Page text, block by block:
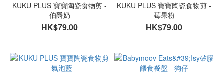
KUKU PLUS 寶寶陶瓷食物剪 -
伯爵奶
HK$79.00
KUKU PLUS 寶寶陶瓷食物剪 -
莓果粉
HK$79.00